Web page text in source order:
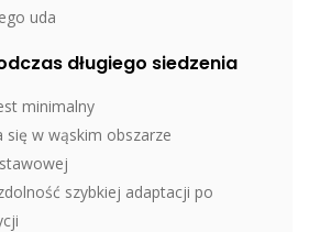
uda
długiego siedzenia
minimalny
się w wąskim obszarze
szybkiej adaptacji po